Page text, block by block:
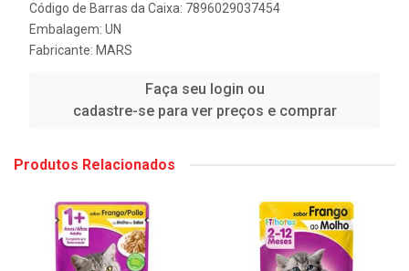
Código de Barras da Caixa: 7896029037454
Embalagem: UN
Fabricante: MARS
Faça seu login ou
cadastre-se para ver preços e comprar
Produtos Relacionados